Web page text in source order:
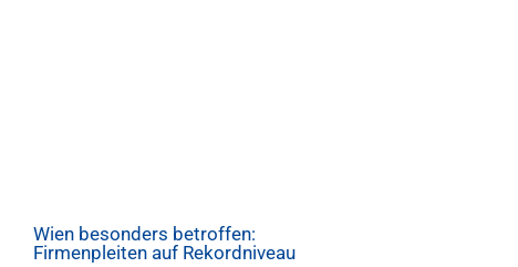
Wien besonders betroffen:
Firmenpleiten auf Rekordniveau